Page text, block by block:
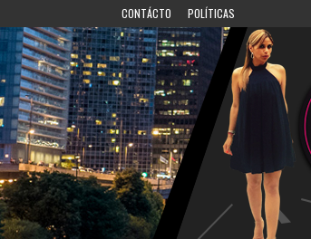
CONTÁCTO POLÍTICAS